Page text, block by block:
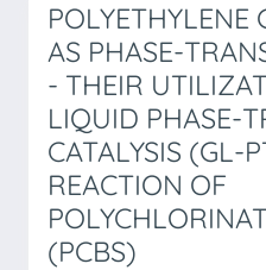
POLYETHYLENE
AS PHASE-
- THEIR
LIQUID PHASE-
CATALYSIS (GL-
REACTION OF
(PCBS)